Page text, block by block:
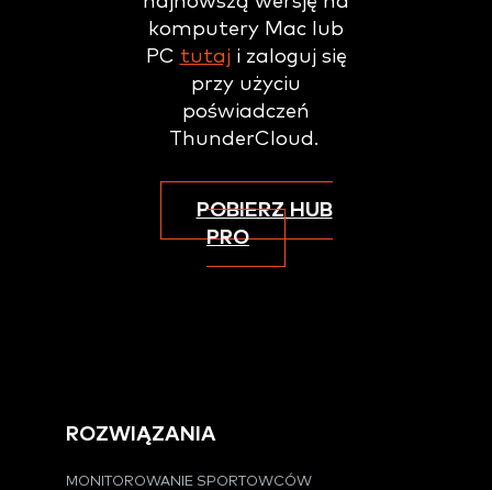
komputery Mac lub
PC tutaj i zaloguj się
przy użyciu
poświadczeń
ThunderCloud.
POBIERZ HUB
PRO
ROZWIĄZANIA
MONITOROWANIE SPORTOWCÓW